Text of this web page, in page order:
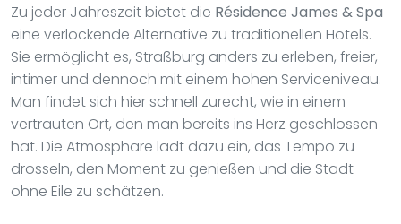
Zu jeder Jahreszeit bietet die Résidence James & Spa
eine verlockende Alternative zu traditionellen Hotels.
Sie ermöglicht es, Straßburg anders zu erleben, freier,
intimer und dennoch mit einem hohen Serviceniveau.
Man findet sich hier schnell zurecht, wie in einem
vertrauten Ort, den man bereits ins Herz geschlossen
hat. Die Atmosphäre lädt dazu ein, das Tempo zu
drosseln, den Moment zu genießen und die Stadt
ohne Eile zu schätzen.